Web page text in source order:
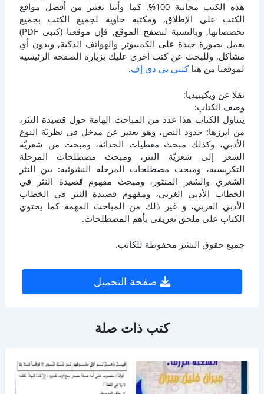
هذه الكتب مجانية 100%, كما وأننا نعتبر من أفضل مواقع
الكتب على الإطلاق, ومكتبة حاوية لجميع الكتب بجميع
تخصصاتها, وبالنسبة لتصفح الموقع, فإن موقعنا (كتبي PDF)
يعمل بصورة جيدة على الكمبيوتر والهواتف الذكية, وبدون أي
مشاكل, وللبحث عن كتب أخرى عليك بزيارة الصفحة الرئيسية
لموقعنا من هناكتبي بي دي إف.
نقلا عن ويكيبيديا:
وصف الكتاب:
يتناول الكتاب هذا عدد من المباحث الهامة حول قصيدة النثر،
من ابرزها: حدود النص، وهو يعتبر عن مدخل في نظريّة النوع
الأدبي، وكذلك مبحث معطيات الحداثة، ومبحث من شعريّة
الشعر إلى شعريّة النثر، ومبحث مصطلحات المرحلة
التكريسية، ومبحث مصطلحات المرحلة النشوئية: بين النثر
الشعري والشعر المنثور، ومبحث مفهوم قصيدة النثر في
الخطاب الأدبي الغربي، ومفهوم قصيدة النثر في الخطاب
الأدبي العربي، و غير ذلك من المباحث المهمة كما يحتوي
الكتاب على ملحق تعريفي بأهم المصطلحات.
جميع حقوق النشر محفوظة للكاتب.
صفحة التحميل
كتب ذات صلة